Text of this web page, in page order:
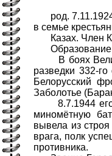
род. 7.11.1924
в семье
Казах. Член
Образование
В боях
разведки 332-
Белорусский
Заболотье
8.7.1944 его
миномётную
вывела из
врага, полк
противника.